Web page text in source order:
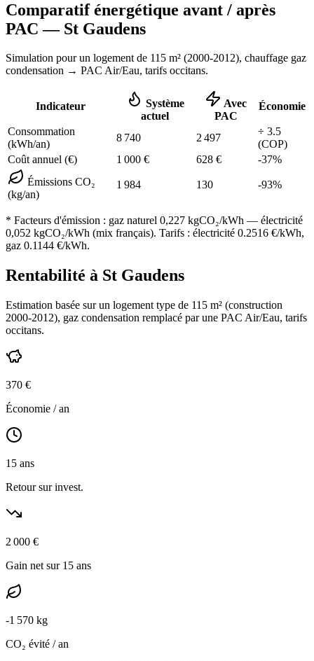
Comparatif énergétique avant / après
PAC — St Gaudens
Simulation pour un logement de 115 m² (2000-2012), chauffage gaz
condensation → PAC Air/Eau, tarifs occitans.
Indicateur
Système
actuel
Avec
PAC
Économie
Consommation
(kWh/an)
8 740 2 497
÷ 3.5
(COP)
Coût annuel (€)
1 000 € 628 € -37%
Émissions CO₂
(kg/an)
1 984 130 -93%
* Facteurs d'émission : gaz naturel 0,227 kgCO₂/kWh — électricité
0,052 kgCO₂/kWh (mix français). Tarifs : électricité 0.2516 €/kWh,
gaz 0.1144 €/kWh.
Rentabilité à St Gaudens
Estimation basée sur un logement type de 115 m² (construction
2000-2012), gaz condensation remplacé par une PAC Air/Eau, tarifs
occitans.
370 €
Économie / an
15 ans
Retour sur invest.
2 000 €
Gain net sur 15 ans
-1 570 kg
CO₂ évité / an